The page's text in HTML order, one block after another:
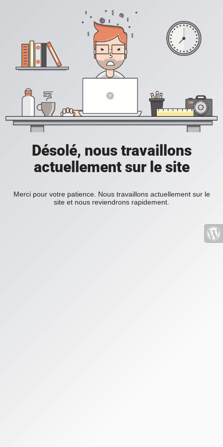
Désolé, nous travaillons
actuellement sur le site
Merci pour votre patience. Nous travaillons actuellement sur le
site et nous reviendrons rapidement.